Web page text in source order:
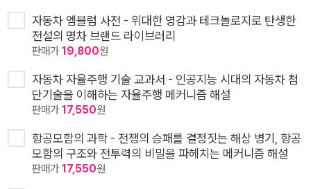
자동차 엠블럼 사전 - 위대한 영감과 테크놀로지로 탄생한
전설의 명차 브랜드 라이브러리
판매가19,800원
자동차 자율주행 기술 교과서 - 인공지능 시대의 자동차 첨
단기술을 이해하는 자율주행 메커니즘 해설
판매가17,550원
항공모함의 과학 - 전쟁의 승패를 결정짓는 해상 병기, 항공
모함의 구조와 전투력의 비밀을 파헤치는 메커니즘 해설
판매가17,550원